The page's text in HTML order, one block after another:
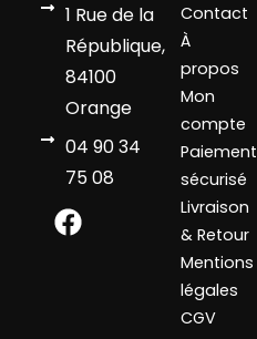
1 Rue de la
République,
84100
Orange
04 90 34
75 08
Contact
À
propos
Mon
compte
Paiement
sécurisé
Livraison
& Retour
Mentions
légales
CGV